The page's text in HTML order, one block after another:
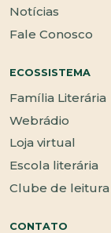
Notícias
Fale Conosco
ECOSSISTEMA
Família Literária
Webrádio
Loja virtual
Escola literária
Clube de leitura
CONTATO